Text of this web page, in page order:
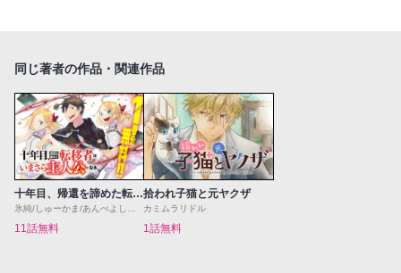
同じ著者の作品・関連作品
十年目、帰還を諦めた転移者はいまさら主人公になる
氷純/しゅーかま/あんべよしろう
11話無料
拾われ子猫と元ヤクザ
カミムラリドル
1話無料